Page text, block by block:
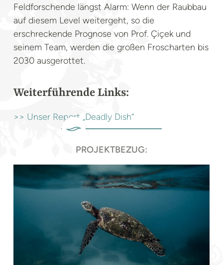
Feldforschende längst Alarm: Wenn der Raubbau
auf diesem Level weitergeht, so die
erschreckende Prognose von Prof. Çiçek und
seinem Team, werden die großen Froscharten bis
2030 ausgerottet.
Weiterführende Links:
>> Unser Report „Deadly Dish“
PROJEKTBEZUG: